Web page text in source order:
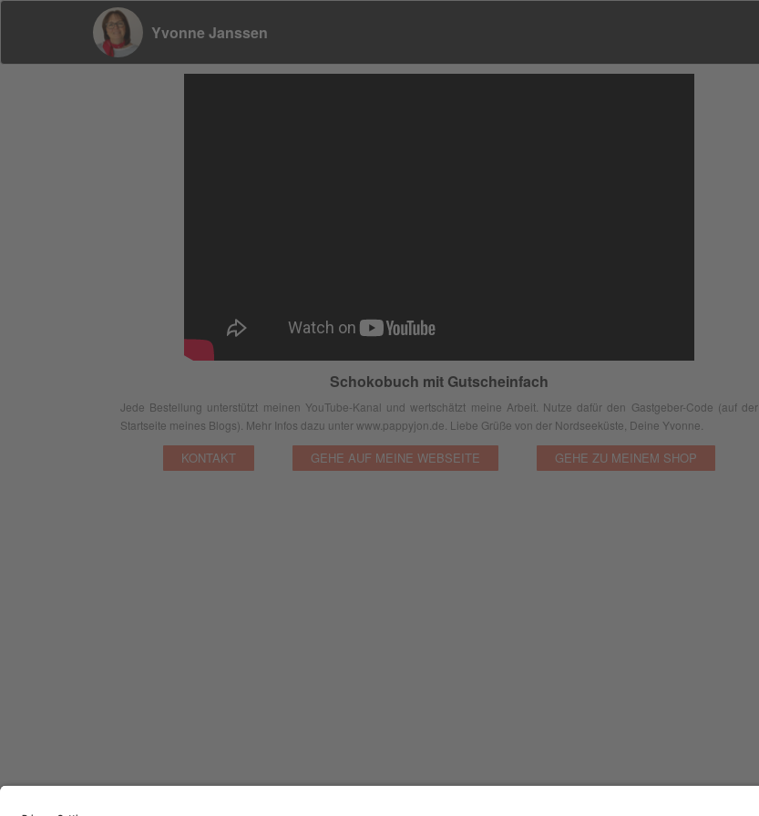
Yvonne Janssen
Schokobuch mit Gutscheinfach
Jede Bestellung unterstützt meinen YouTube-Kanal und wertschätzt meine Arbeit. Nutze dafür den Gastgeber-Code (auf der
Startseite meines Blogs). Mehr Infos dazu unter www.pappyjon.de. Liebe Grüße von der Nordseeküste, Deine Yvonne.
KONTAKT GEHE AUF MEINE WEBSEITE GEHE ZU MEINEM SHOP